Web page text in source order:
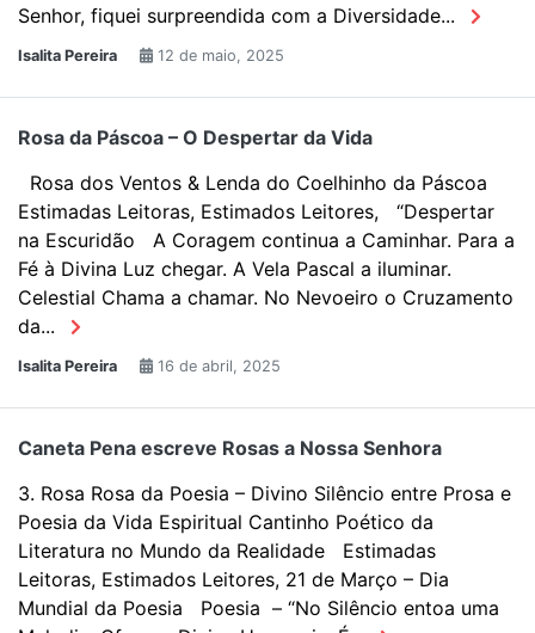
Senhor, fiquei surpreendida com a Diversidade...
Isalita Pereira 12 de maio, 2025
Rosa da Páscoa – O Despertar da Vida
Rosa dos Ventos & Lenda do Coelhinho da Páscoa
Estimadas Leitoras, Estimados Leitores, “Despertar
na Escuridão A Coragem continua a Caminhar. Para a
Fé à Divina Luz chegar. A Vela Pascal a iluminar.
Celestial Chama a chamar. No Nevoeiro o Cruzamento
da...
Isalita Pereira 16 de abril, 2025
Caneta Pena escreve Rosas a Nossa Senhora
3. Rosa Rosa da Poesia – Divino Silêncio entre Prosa e
Poesia da Vida Espiritual Cantinho Poético da
Literatura no Mundo da Realidade Estimadas
Leitoras, Estimados Leitores, 21 de Março – Dia
Mundial da Poesia Poesia – “No Silêncio entoa uma